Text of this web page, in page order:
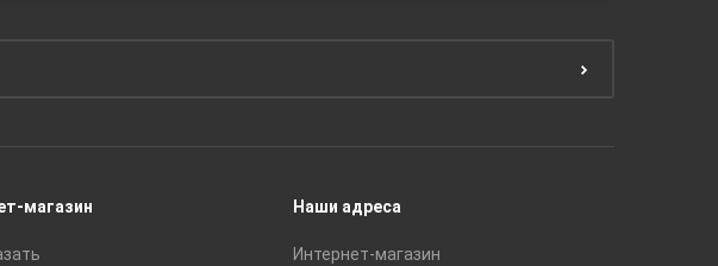
магазин Наши адреса
Интернет-магазин